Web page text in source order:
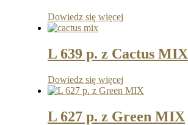
Dowiedz się więcej
L 639 p. z Cactus MIX
Dowiedz się więcej
L 627 p. z Green MIX